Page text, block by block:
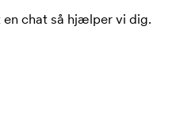
en chat så hjælper vi dig.